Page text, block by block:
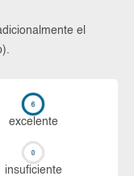
el
ex­ce­len­te
in­su­fi­cien­te